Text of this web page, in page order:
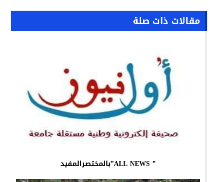
مقالات ذات صلة
” ALL NEWS”بالمختصرالمفيد